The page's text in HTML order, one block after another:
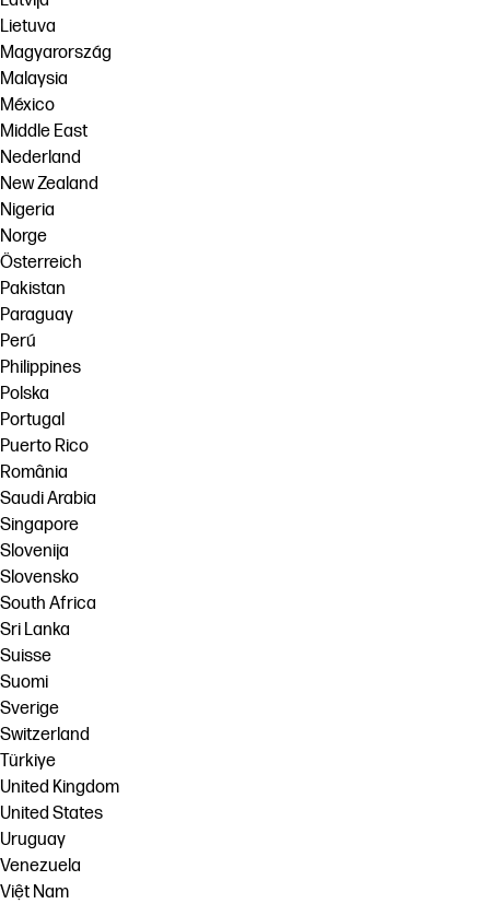
Lietuva
Magyarország
Malaysia
México
Middle East
Nederland
New Zealand
Nigeria
Norge
Österreich
Pakistan
Paraguay
Perú
Philippines
Polska
Portugal
Puerto Rico
România
Saudi Arabia
Singapore
Slovenija
Slovensko
South Africa
Sri Lanka
Suisse
Suomi
Sverige
Switzerland
Türkiye
United Kingdom
United States
Uruguay
Venezuela
Việt Nam